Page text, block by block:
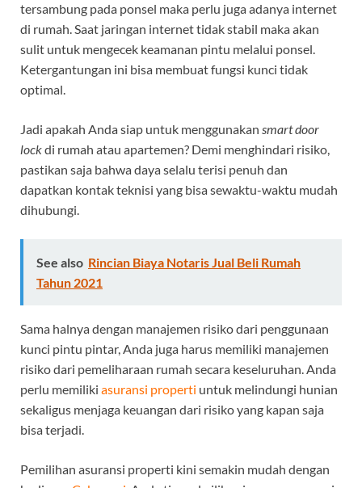
tersambung pada ponsel maka perlu juga adanya internet
di rumah. Saat jaringan internet tidak stabil maka akan
sulit untuk mengecek keamanan pintu melalui ponsel.
Ketergantungan ini bisa membuat fungsi kunci tidak
optimal.
Jadi apakah Anda siap untuk menggunakan smart door
lockdi rumah atau apartemen? Demi menghindari risiko,
pastikan saja bahwa daya selalu terisi penuh dan
dapatkan kontak teknisi yang bisa sewaktu-waktu mudah
dihubungi.
See also Rincian Biaya Notaris Jual Beli Rumah
Tahun 2021
Sama halnya dengan manajemen risiko dari penggunaan
kunci pintu pintar, Anda juga harus memiliki manajemen
risiko dari pemeliharaan rumah secara keseluruhan. Anda
perlu memiliki asuransi properti untuk melindungi hunian
sekaligus menjaga keuangan dari risiko yang kapan saja
bisa terjadi.
Pemilihan asuransi properti kini semakin mudah dengan